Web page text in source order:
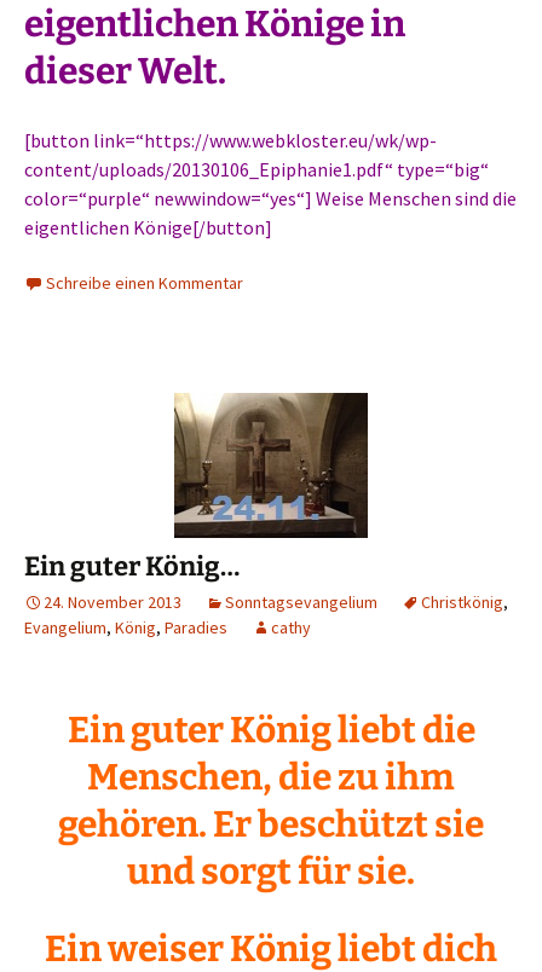
eigentlichen Könige in
dieser Welt.
[button link=“https://www.webkloster.eu/wk/wp-
content/uploads/20130106_Epiphanie1.pdf“ type=“big“
color=“purple“ newwindow=“yes“] Weise Menschen sind die
eigentlichen Könige[/button]
Schreibe einen Kommentar
Ein guter König…
24. November 2013 Sonntagsevangelium Christkönig,
Evangelium, König, Paradies cathy
Ein guter König liebt die
Menschen, die zu ihm
gehören. Er beschützt sie
und sorgt für sie.
Ein weiser König liebt dich